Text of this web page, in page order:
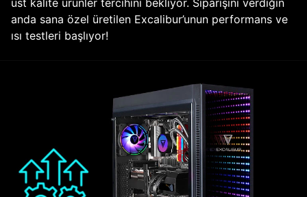
üst kalite ürünler tercihini bekliyor. Siparişini verdiğin
anda sana özel üretilen Excalibur’unun performans ve
ısı testleri başlıyor!